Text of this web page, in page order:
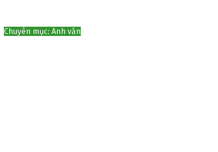
Chuyên mục: Anh văn